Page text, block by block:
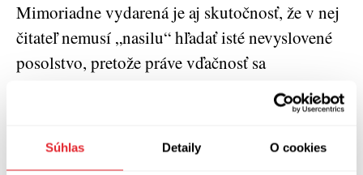
Súhlas Detaily O cookies
Mimoriadne vydarená je aj skutočnosť, že v nej
čitateľ nemusí „nasilu“ hľadať isté nevyslovené
posolstvo, pretože práve vďačnosť sa
všimnem obyvateľov domova. Veľmi, veľmi